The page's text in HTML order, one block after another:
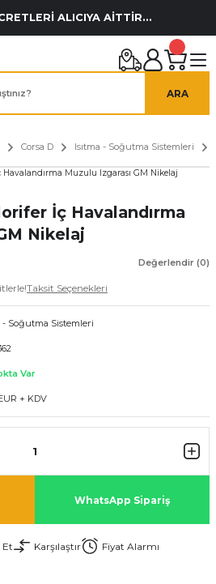
ALICIYA AİTTİR...
ARA
Corsa D Isıtma - Soğutma Sistemleri
İç Havalandırma
Nikelaj
Değerlendir (0)
Taksit Seçenekleri
- Soğutma Sistemleri
Var
+ KDV
WhatsApp Sipariş
Et Karşılaştır
Fiyat Alarmı